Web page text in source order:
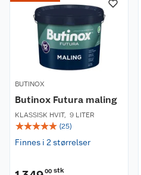
BUTINOX
Butinox Futura maling
KLASSISK HVIT, 9 LITER
☆☆☆☆☆ (25)
Finnes i 2 størrelser
00 stk